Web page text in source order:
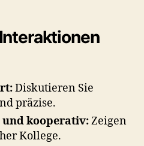
Diskutieren Sie
präzise.
und kooperativ:Zeigen
Kollege.